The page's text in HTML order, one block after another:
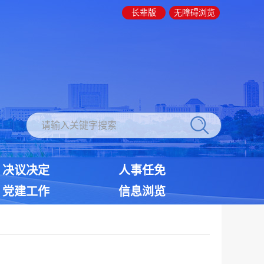
长辈版 无障碍浏览
决议决定
人事任免
党建工作 信息浏览